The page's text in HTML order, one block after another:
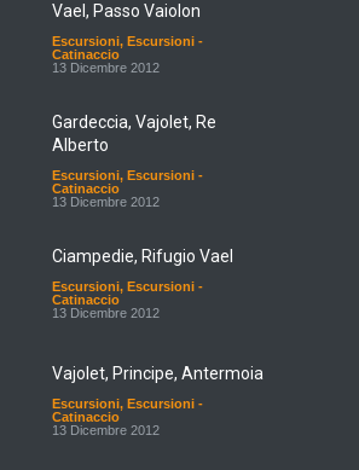
Vael, Passo Vaiolon
Escursioni, Escursioni -
Catinaccio
13 Dicembre 2012
Gardeccia, Vajolet, Re
Alberto
Escursioni, Escursioni -
Catinaccio
13 Dicembre 2012
Ciampedie, Rifugio Vael
Escursioni, Escursioni -
Catinaccio
13 Dicembre 2012
Vajolet, Principe, Antermoia
Escursioni, Escursioni -
Catinaccio
13 Dicembre 2012